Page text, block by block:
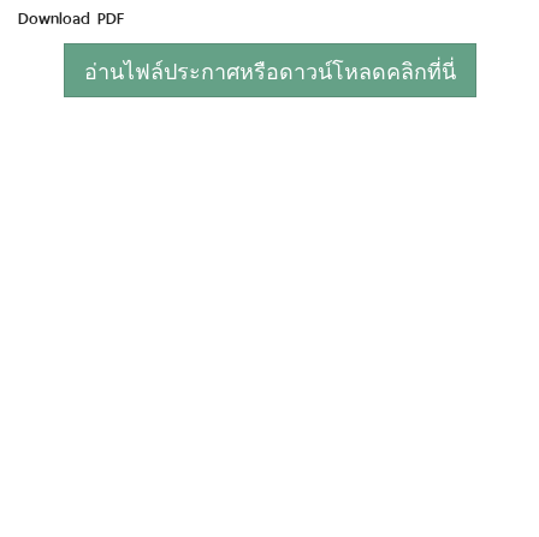
Download PDF
อ่านไฟล์ประกาศหรือดาวน์โหลดคลิกที่นี่